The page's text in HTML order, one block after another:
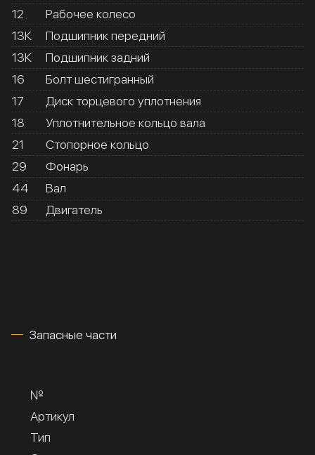
12
Рабочее колесо
13К
Подшипник передний
13К
Подшипник задний
16
Болт шестигранный
17
Диск торцевого уплотнения
18
Уплотнительное кольцо вала
21
Стопорное кольцо
29
Фонарь
44
Вал
89
Двигатель
Запасные части
№
Артикул
Тип